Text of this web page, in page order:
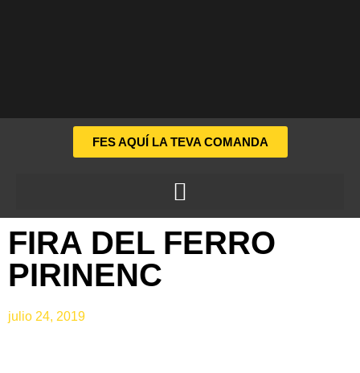
FES AQUÍ LA TEVA COMANDA
FIRA DEL FERRO
PIRINENC
julio 24, 2019